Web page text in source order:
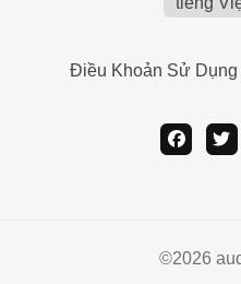
Điều Khoản Sử Dụng
facebook
©️2026